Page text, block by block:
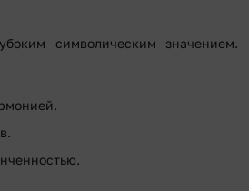
символическим значением.